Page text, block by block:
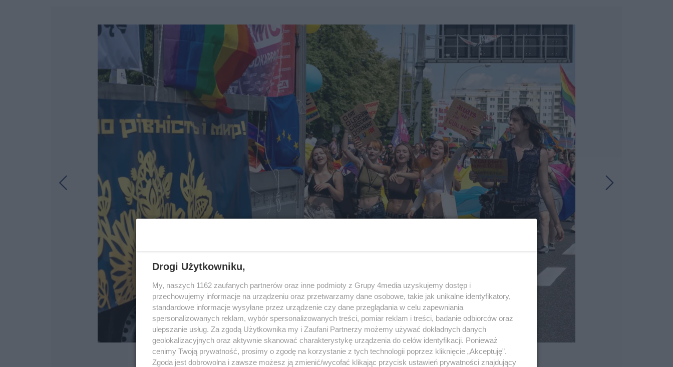
30 / 80
Drogi Użytkowniku,
My, naszych 1162 zaufanych partnerów oraz inne podmioty z Grupy 4media uzyskujemy dostęp i
przechowujemy informacje na urządzeniu oraz przetwarzamy dane osobowe, takie jak unikalne identyfikatory,
standardowe informacje wysyłane przez urządzenie czy dane przeglądania w celu zapewniania
spersonalizowanych reklam, wybór spersonalizowanych treści, pomiar reklam i treści, badanie odbiorców oraz
ulepszanie usług. Za zgodą Użytkownika my i Zaufani Partnerzy możemy używać dokładnych danych
geolokalizacyjnych oraz aktywnie skanować charakterystykę urządzenia do celów identyfikacji. Ponieważ
cenimy Twoją prywatność, prosimy o zgodę na korzystanie z tych technologii poprzez kliknięcie „Akceptuję”.
Zgoda jest dobrowolna i zawsze możesz ją zmienić/wycofać klikając przycisk ustawień prywatności znajdujący